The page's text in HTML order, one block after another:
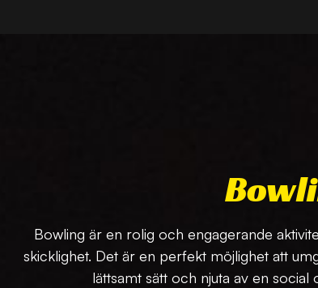
Bowling är en rolig och engagerande
skicklighet. Det är en perfekt möjlighet att
lättsamt sätt och njuta av en social